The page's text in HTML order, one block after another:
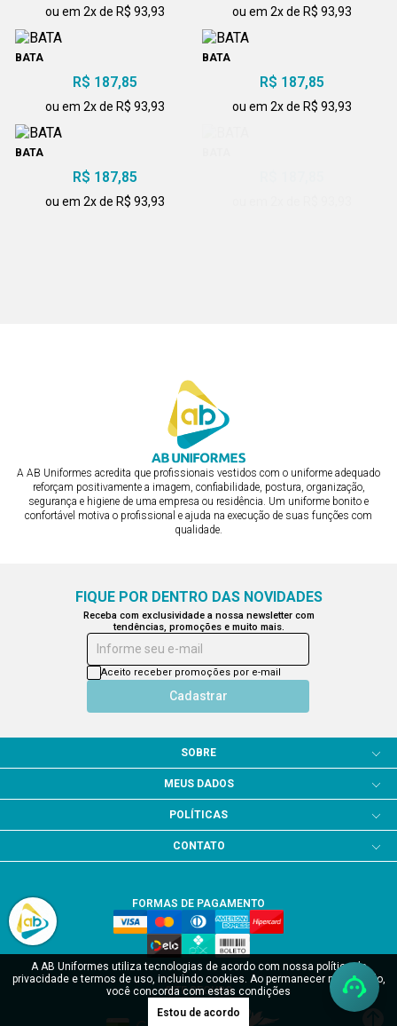
ou em 2x de R$ 93,93 ou em 2x de R$ 93,93
BATA
R$ 187,85
ou em 2x de R$ 93,93
BATA
R$ 187,85
ou em 2x de R$ 93,93
BATA
R$ 187,85
ou em 2x de R$ 93,93
A AB Uniformes acredita que profissionais vestidos com o uniforme adequado
reforçam positivamente a imagem, confiabilidade, postura, organização,
segurança e higiene de uma empresa ou residência. Um uniforme bonito e
confortável motiva o profissional e ajuda na execução de suas funções com
qualidade.
FIQUE POR DENTRO DAS NOVIDADES
Receba com exclusividade a nossa newsletter com
tendências, promoções e muito mais.
Informe seu e-mail
Cadastrar
Aceito receber promoções por e-mail
SOBRE
MEUS DADOS
POLÍTICAS
CONTATO
SITE SEGURO
FORMAS DE PAGAMENTO
A AB Uniformes utiliza tecnologias de acordo com nossa política de
privacidade e termos de uso, incluindo cookies. Ao permanecer navegando,
você concorda com estas condições
Estou de acordo